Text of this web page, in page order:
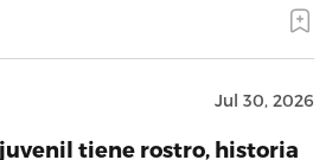
Jul 30, 2026
tiene rostro, historia